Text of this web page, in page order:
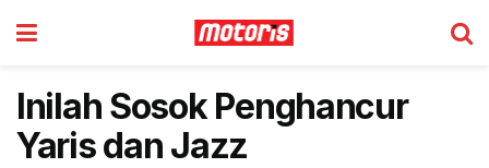
Inilah Sosok Penghancur
Yaris dan Jazz